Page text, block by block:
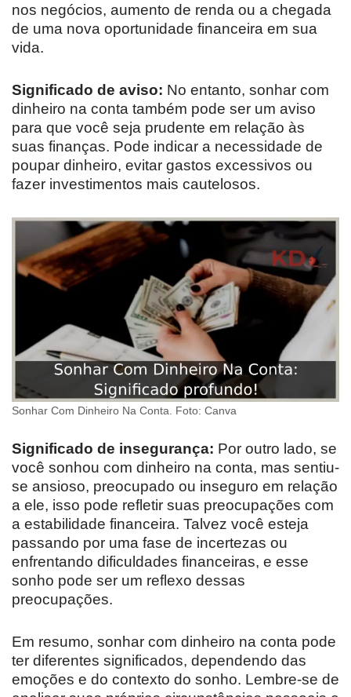
nos negócios, aumento de renda ou a chegada
de uma nova oportunidade financeira em sua
vida.
Significado de aviso: No entanto, sonhar com
dinheiro na conta também pode ser um aviso
para que você seja prudente em relação às
suas finanças. Pode indicar a necessidade de
poupar dinheiro, evitar gastos excessivos ou
fazer investimentos mais cautelosos.
Sonhar Com Dinheiro Na Conta. Foto: Canva
Significado de insegurança: Por outro lado, se
você sonhou com dinheiro na conta, mas sentiu-
se ansioso, preocupado ou inseguro em relação
a ele, isso pode refletir suas preocupações com
a estabilidade financeira. Talvez você esteja
passando por uma fase de incertezas ou
enfrentando dificuldades financeiras, e esse
sonho pode ser um reflexo dessas
preocupações.
Em resumo, sonhar com dinheiro na conta pode
ter diferentes significados, dependendo das
emoções e do contexto do sonho. Lembre-se de